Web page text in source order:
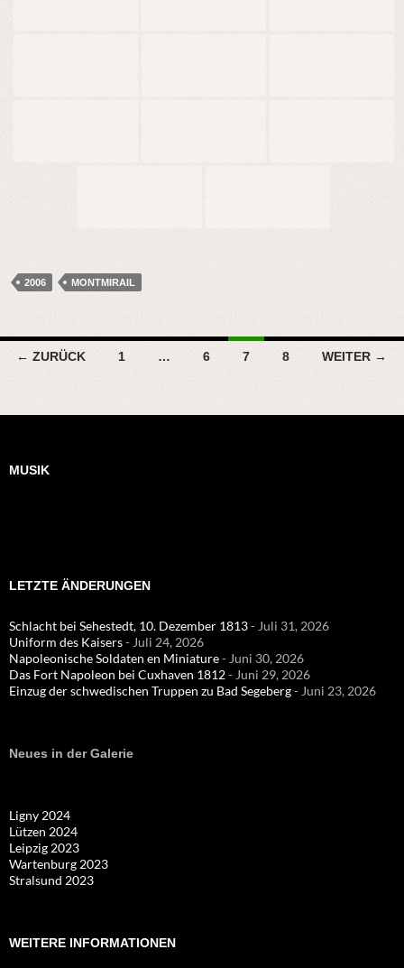
2006 MONTMIRAIL
Beitragsnavigation
← ZURÜCK 1 … 6 7 8 WEITER →
MUSIK
LETZTE ÄNDERUNGEN
Schlacht bei Sehestedt, 10. Dezember 1813- Juli 31, 2026
Uniform des Kaisers- Juli 24, 2026
Napoleonische Soldaten en Miniature- Juni 30, 2026
Das Fort Napoleon bei Cuxhaven 1812- Juni 29, 2026
Einzug der schwedischen Truppen zu Bad Segeberg- Juni 23, 2026
Neues in der Galerie
Ligny 2024
Lützen 2024
Leipzig 2023
Wartenburg 2023
Stralsund 2023
WEITERE INFORMATIONEN